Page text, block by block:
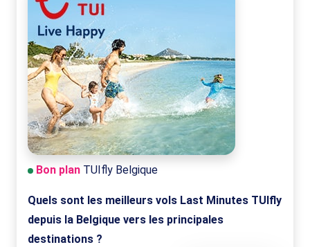
Bon plan TUIfly Belgique
Quels sont les meilleurs vols Last Minutes TUIfly
depuis la Belgique vers les principales
destinations ?